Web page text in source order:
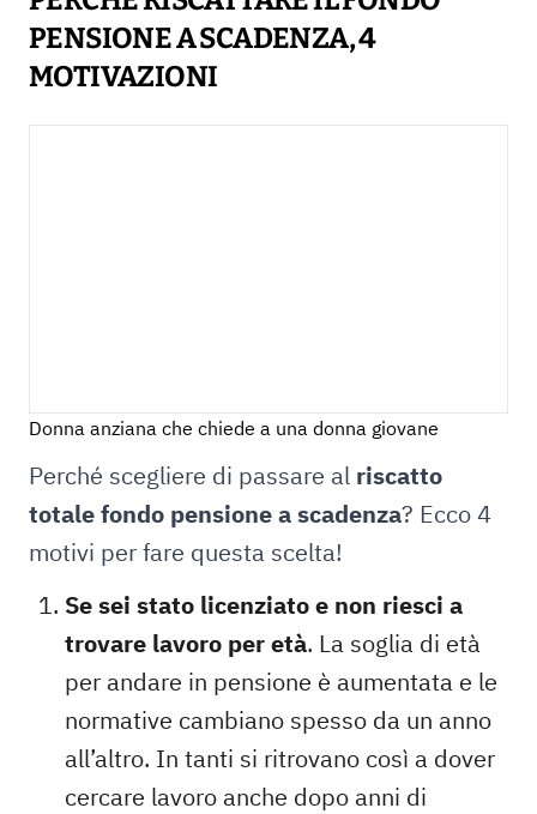
PENSIONE A SCADENZA, 4
MOTIVAZIONI
Donna anziana che chiede a una donna giovane
Perché scegliere di passare al riscatto
totale fondo pensione a scadenza? Ecco 4
motivi per fare questa scelta!
Se sei stato licenziato e non riesci a
trovare lavoro per età. La soglia di età
per andare in pensione è aumentata e le
normative cambiano spesso da un anno
all’altro. In tanti si ritrovano così a dover
cercare lavoro anche dopo anni di